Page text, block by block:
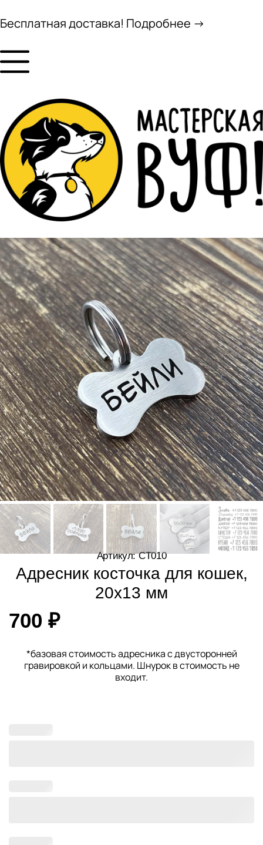
Бесплатная доставка! Подробнее →
Артикул: CT010
Адресник косточка для кошек,
20х13 мм
700 ₽
*базовая стоимость адресника с двусторонней
гравировкой и кольцами. Шнурок в стоимость не
входит.